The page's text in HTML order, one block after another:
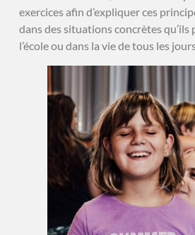
exercices afin d’expliquer ces
dans des situations concrètes
l’école ou dans la vie de tous les